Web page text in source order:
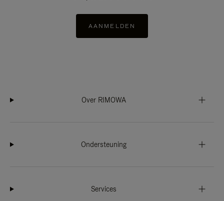
AANMELDEN
Over RIMOWA
Ondersteuning
Services